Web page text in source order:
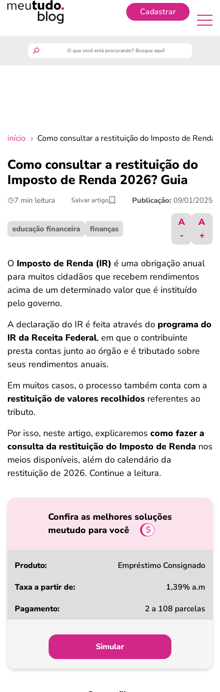
Cadastrar
crédito fácil
últimas notícias
ferramentas
início Como consultar a restituição do Imposto de Renda
Como consultar a restituição do
Imposto de Renda 2026? Guia
7 min leitura Salvar artigo Publicação: 09/01/2025
educação financeira finanças
A
-
A
+
O Imposto de Renda (IR) é uma obrigação anual
para muitos cidadãos que recebem rendimentos
acima de um determinado valor que é instituído
pelo governo.
A declaração do IR é feita através do programa do
IR da Receita Federal, em que o contribuinte
presta contas junto ao órgão e é tributado sobre
seus rendimentos anuais.
Em muitos casos, o processo também conta com a
restituição de valores recolhidos referentes ao
tributo.
Por isso, neste artigo, explicaremos como fazer a
consulta da restituição do Imposto de Renda nos
meios disponíveis, além do calendário da
restituição de 2026. Continue a leitura.
Confira as melhores soluções
meutudo para você
Produto
a
Pagamento
Empréstimo Consignado
1,39% a.m
2 a 108 parcelas
Simular